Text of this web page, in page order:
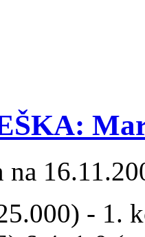
- 1.